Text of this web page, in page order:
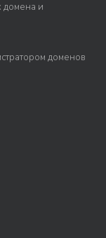
домена и
доменов